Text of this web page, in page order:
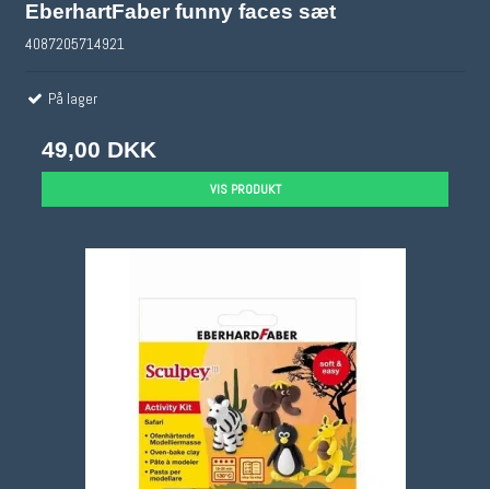
EberhartFaber funny faces sæt
4087205714921
På lager
49,00 DKK
VIS PRODUKT